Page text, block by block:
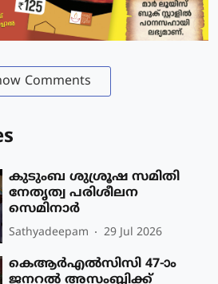
Comments
കുടുംബ ശുശ്രൂഷ സമിതി
നേതൃത്വ പരിശീലന
സെമിനാർ
Sathyadeepam 29 Jul 2026
കെആർഎൽസിസി 47-ാം
ജനറൽ അസംബ്ലിക്ക്‌